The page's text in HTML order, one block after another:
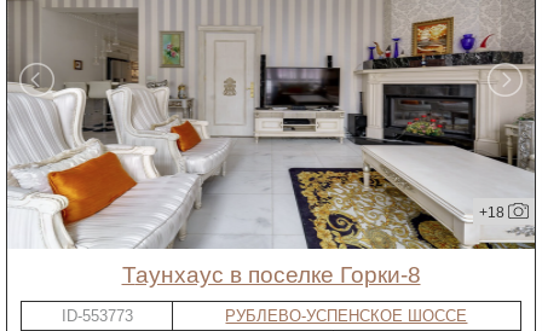
+18
таунхаус в поселке Горки-8
ID-553773
РУБЛЕВО-УСПЕНСКОЕ ШОССЕ